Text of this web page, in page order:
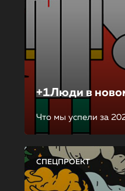
+1Люди в
Что мы успели за
СПЕЦПРОЕКТ